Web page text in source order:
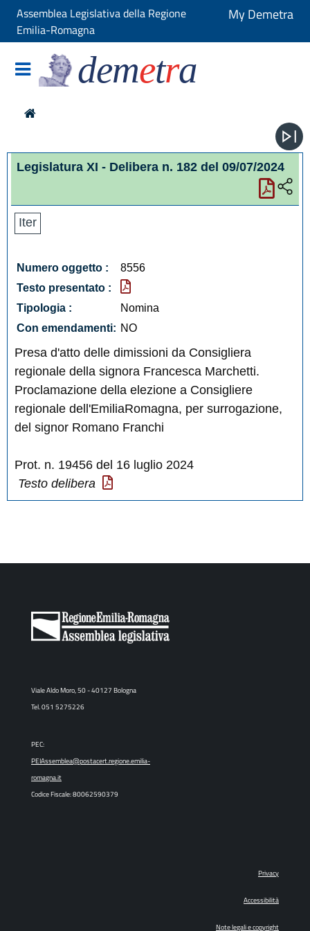
Assemblea Legislativa della Regione
Emilia-Romagna
My Demetra
demetra
Legislatura XI - Delibera n. 182 del 09/07/2024
Iter
Numero oggetto :
8556
Testo presentato :
Tipologia :
Nomina
Con emendamenti: NO
Presa d'atto delle dimissioni da Consigliera
regionale della signora Francesca Marchetti.
Proclamazione della elezione a Consigliere
regionale dell'EmiliaRomagna, per surrogazione,
del signor Romano Franchi
Prot. n. 19456 del 16 luglio 2024
Testo delibera
Viale Aldo Moro, 50 - 40127 Bologna
Tel. 051 5275226
PEC:
PEIAssemblea@postacert.regione.emilia-
romagna.it
Codice Fiscale: 80062590379
Privacy
Accessibilità
Note legali e copyright